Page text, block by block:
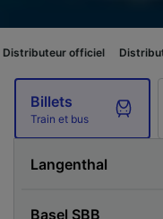
Distributeur officiel
Billets
Train et bus